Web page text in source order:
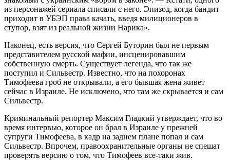
из персонажей сериала списали с него. Эпизод, когда бандит
приходит в УБЭП права качать, введя милиционеров в
ступор, взят из реальной жизни Нарика».
Наконец, есть версия, что Сергей Буторин был не первым
представителем русской мафии, инсценировавшим
собственную смерть. Существует легенда, что так же
поступил и Сильвестр. Известно, что на похоронах
Тимофеева гроб не открывали, а его бывшая жена живет
сейчас в Израиле. Не исключено, что там же скрывается и сам
Сильвестр.
Криминальный репортер Максим Гладкий утверждает, что во
время интервью, которое он брал в Израиле у прежней
супруги Тимофеева, в кадр на заднем плане попал и сам
Сильвестр. Впрочем, правоохранительные органы не спешат
проверять версию о том, что Тимофеев все-таки жив.